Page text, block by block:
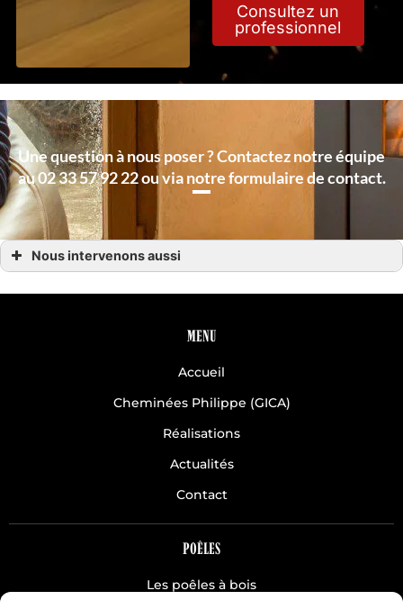
Consultez un
professionnel
Une question à nous poser ? Contactez notre équipe
au 02 33 57 92 22 ou via notre formulaire de contact.
Nous intervenons aussi
Chauffage hydro Villedieu les Poêles
MENU
Accueil
Cheminées Philippe (GICA)
Réalisations
Actualités
Contact
POÊLES
Les poêles à bois